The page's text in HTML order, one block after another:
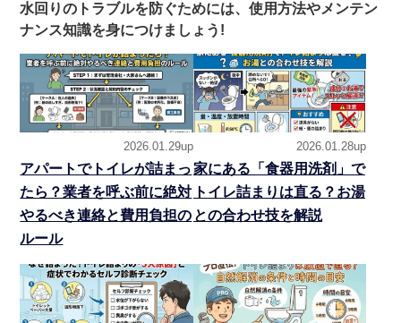
水回りのトラブルを防ぐためには、使用方法やメンテン
ナンス知識を身につけましょう!
2026.01.29up
アパートでトイレが詰まっ
たら？業者を呼ぶ前に絶対
やるべき連絡と費用負担の
ルール
2026.01.28up
家にある「食器用洗剤」で
トイレ詰まりは直る？お湯
との合わせ技を解説